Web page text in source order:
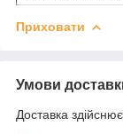
Приховати
Умови
Доставка